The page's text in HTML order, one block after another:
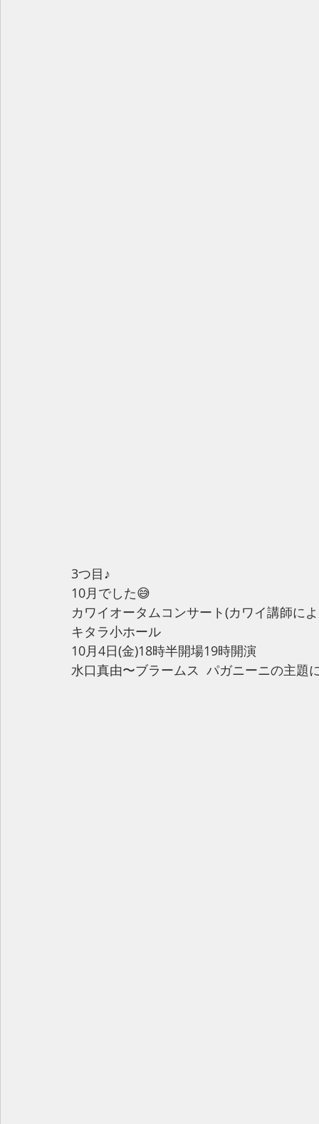
3つ目♪
10月でした😅
カワイオータムコンサート(カワイ講師に
キタラ小ホール
10月4日(金)18時半開場19時開演
水口真由〜ブラームス  パガニーニの主題